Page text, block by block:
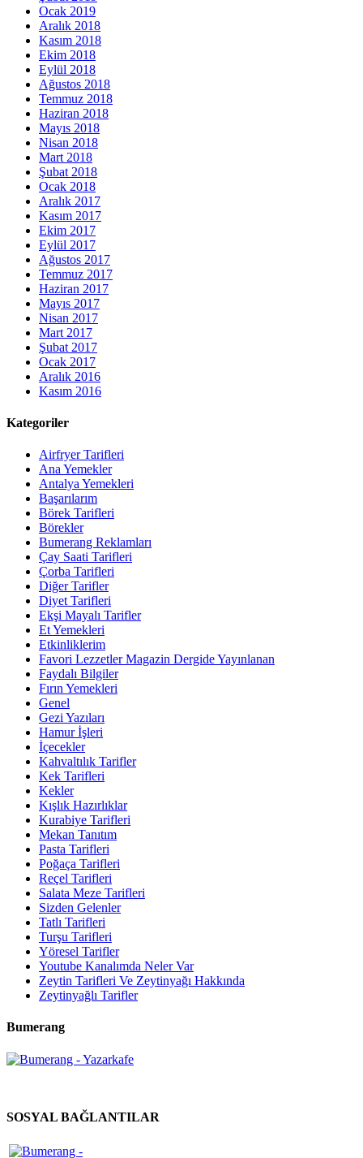
Ocak 2019
Aralık 2018
Kasım 2018
Ekim 2018
Eylül 2018
Ağustos 2018
Temmuz 2018
Haziran 2018
Mayıs 2018
Nisan 2018
Mart 2018
Şubat 2018
Ocak 2018
Aralık 2017
Kasım 2017
Ekim 2017
Eylül 2017
Ağustos 2017
Temmuz 2017
Haziran 2017
Mayıs 2017
Nisan 2017
Mart 2017
Şubat 2017
Ocak 2017
Aralık 2016
Kasım 2016
Kategoriler
Airfryer Tarifleri
Ana Yemekler
Antalya Yemekleri
Başarılarım
Börek Tarifleri
Börekler
Bumerang Reklamları
Çay Saati Tarifleri
Çorba Tarifleri
Diğer Tarifler
Diyet Tarifleri
Ekşi Mayalı Tarifler
Et Yemekleri
Etkinliklerim
Favori Lezzetler Magazin Dergide Yayınlanan
Faydalı Bilgiler
Fırın Yemekleri
Genel
Gezi Yazıları
Hamur İşleri
İçecekler
Kahvaltılık Tarifler
Kek Tarifleri
Kekler
Kışlık Hazırlıklar
Kurabiye Tarifleri
Mekan Tanıtım
Pasta Tarifleri
Poğaça Tarifleri
Reçel Tarifleri
Salata Meze Tarifleri
Sizden Gelenler
Tatlı Tarifleri
Turşu Tarifleri
Yöresel Tarifler
Youtube Kanalımda Neler Var
Zeytin Tarifleri Ve Zeytinyağı Hakkında
Zeytinyağlı Tarifler
Bumerang
SOSYAL BAĞLANTILAR